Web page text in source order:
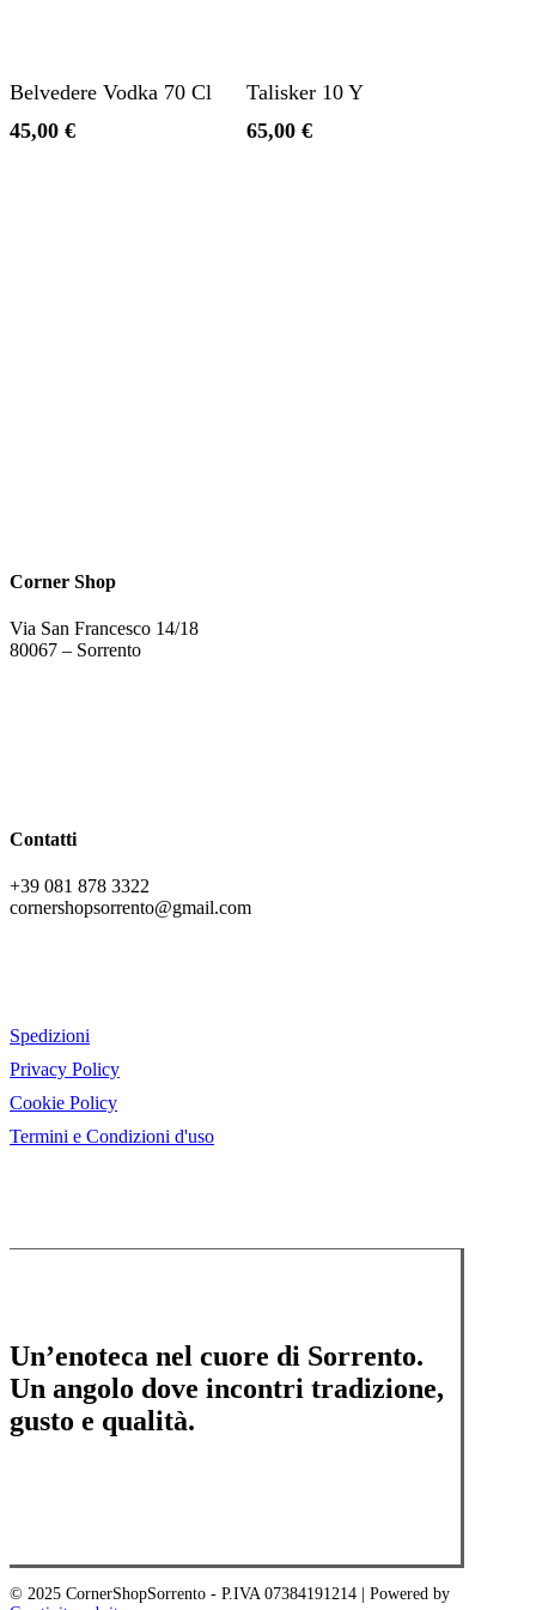
Belvedere Vodka 70 Cl
45,00 €
Talisker 10 Y
65,00 €
Corner Shop
Via San Francesco 14/18
80067 – Sorrento
Contatti
+39 081 878 3322
cornershopsorrento@gmail.com
Spedizioni
Privacy Policy
Cookie Policy
Termini e Condizioni d'uso
Un’enoteca nel cuore di Sorrento.
Un angolo dove incontri tradizione,
gusto e qualità.
© 2025 CornerShopSorrento - P.IVA 07384191214 | Powered by